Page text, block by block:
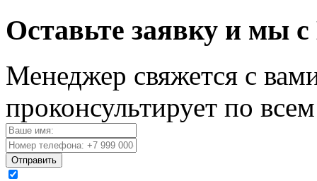
Оставьте заявку и мы
Менеджер свяжется с
проконсультирует по
Отправить